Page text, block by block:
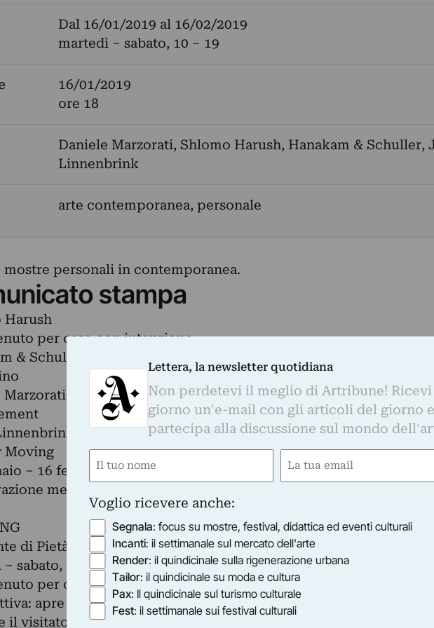
Dal 16/01/2019 al 16/02/2019
martedì – sabato, 10 – 19
16/01/2019
ore 18
Daniele Marzorati, Shlomo Harush, Hanakam & Schuller,
Linnenbrink
arte contemporanea, personale
mostre personali in contemporanea.
stampa
Harush
per caso con intenzione
& Schuller
Marzorati
Moving
– 16 febbraio 2019
mercoledì 16 gennaio, ore 18
di Pietà 23, Milano
sabato, 10 – 19
per caso con intenzione è una mostra fondamentale e
apre le porte della nuova stagione espositiva di BUILDING e
il visitatore al piano terra, introducendolo allo spazio. Il progetto
Lettera, la newsletter quotidiana
Non perdetevi il meglio di Artribune! Ricevi
giorno un'e-mail con gli articoli del giorno e
partecipa alla discussione sul mondo
Nome
Email
Voglio ricevere anche:
Segnala: focus su mostre, festival, didattica ed eventi culturali
Incanti: il settimanale sul mercato dell'arte
Render: il quindicinale sulla rigenerazione urbana
Tailor: il quindicinale su moda e cultura
Pax: Il quindicinale sul turismo culturale
Fest: il settimanale sui festival culturali